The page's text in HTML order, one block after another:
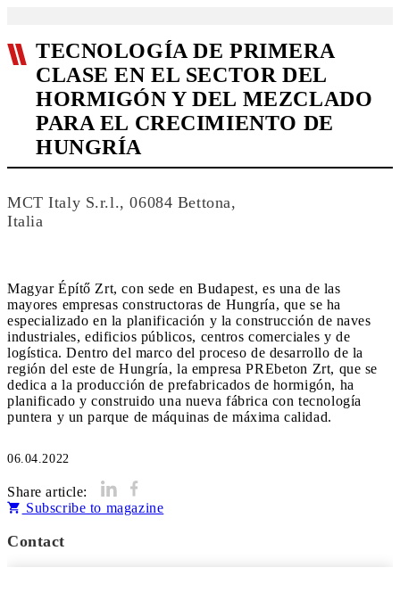
TECNOLOGÍA DE PRIMERA
CLASE EN EL SECTOR DEL
HORMIGÓN Y DEL MEZCLADO
PARA EL CRECIMIENTO DE
HUNGRÍA
MCT Italy S.r.l., 06084 Bettona,
Italia
Magyar Építő Zrt, con sede en Budapest, es una de las
mayores empresas constructoras de Hungría, que se ha
especializado en la planificación y la construcción de naves
industriales, edificios públicos, centros comerciales y de
logística. Dentro del marco del proceso de desarrollo de la
región del este de Hungría, la empresa PREbeton Zrt, que se
dedica a la producción de prefabricados de hormigón, ha
planificado y construido una nueva fábrica con tecnología
puntera y un parque de máquinas de máxima calidad.
06.04.2022
Share article:
Subscribe to magazine
Contact